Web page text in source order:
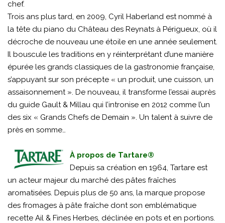
chef.
Trois ans plus tard, en 2009, Cyril Haberland est nommé à
la tête du piano du Château des Reynats à Périgueux, où il
décroche de nouveau une étoile en une année seulement.
Il bouscule les traditions en y réinterprétant d’une manière
épurée les grands classiques de la gastronomie française,
s’appuyant sur son précepte « un produit, une cuisson, un
assaisonnement ». De nouveau, il transforme l’essai auprès
du guide Gault & Millau qui l’intronise en 2012 comme l’un
des six « Grands Chefs de Demain ». Un talent à suivre de
près en somme…
À propos de Tartare®
Depuis sa création en 1964, Tartare est
un acteur majeur du marché des pâtes fraîches
aromatisées. Depuis plus de 50 ans, la marque propose
des fromages à pâte fraîche dont son emblématique
recette Ail & Fines Herbes, déclinée en pots et en portions.